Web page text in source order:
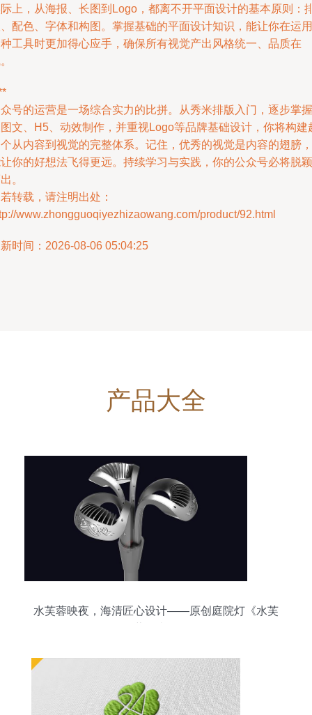
上，从海报、长图到Logo，都离不开平面设计的基本原则：
配色、字体和构图。掌握基础的平面设计知识，能让你在运用
工具时更加得心应手，确保所有视觉产出风格统一、品质在
号的运营是一场综合实力的比拼。从秀米排版入门，逐步掌握
文、H5、动效制作，并重视Logo等品牌基础设计，你将构建
从内容到视觉的完整体系。记住，优秀的视觉是内容的翅膀，
你的好想法飞得更远。持续学习与实践，你的公众号必将脱颖
。
转载，请注明出处：
www.zhongguoqiyezhizaowang.com/product/92.html
时间：2026-08-06 05:04:25
产品大全
水芙蓉映夜，海清匠心设计——原创庭院灯《水芙